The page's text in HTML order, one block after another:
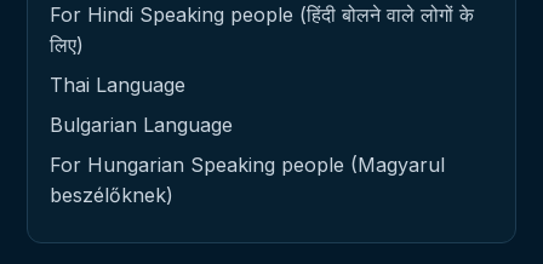
For Hindi Speaking people (हिंदी बोलने वाले लोगों के
लिए)
Thai Language
Bulgarian Language
For Hungarian Speaking people (Magyarul
beszélőknek)